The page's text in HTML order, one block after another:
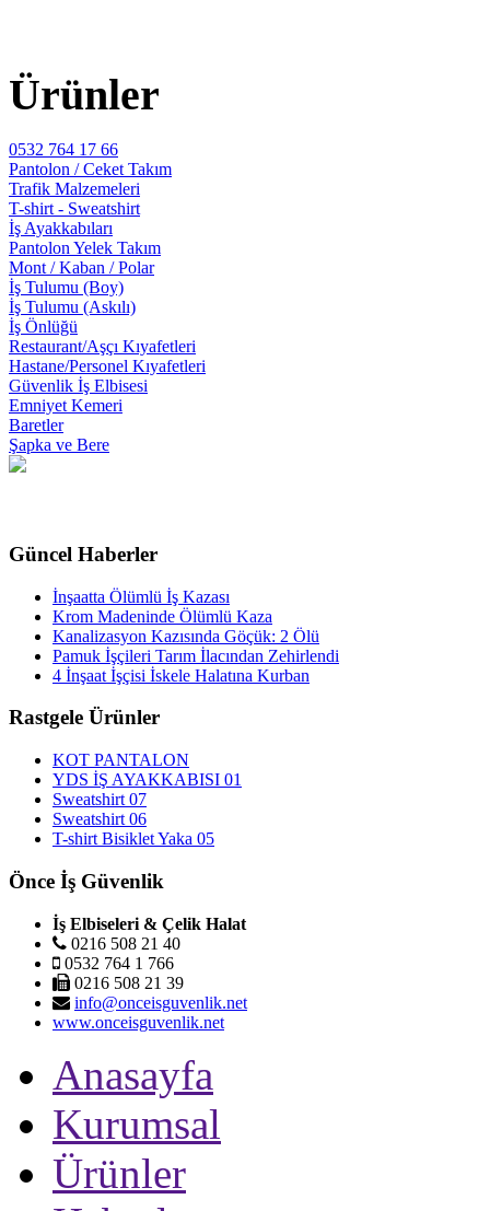
Ürünler
0532 764 17 66
Pantolon / Ceket Takım
Trafik Malzemeleri
T-shirt - Sweatshirt
İş Ayakkabıları
Pantolon Yelek Takım
Mont / Kaban / Polar
İş Tulumu (Boy)
İş Tulumu (Askılı)
İş Önlüğü
Restaurant/Aşçı Kıyafetleri
Hastane/Personel Kıyafetleri
Güvenlik İş Elbisesi
Emniyet Kemeri
Baretler
Şapka ve Bere
Güncel Haberler
İnşaatta Ölümlü İş Kazası
Krom Madeninde Ölümlü Kaza
Kanalizasyon Kazısında Göçük: 2 Ölü
Pamuk İşçileri Tarım İlacından Zehirlendi
4 İnşaat İşçisi İskele Halatına Kurban
Rastgele Ürünler
KOT PANTALON
YDS İŞ AYAKKABISI 01
Sweatshirt 07
Sweatshirt 06
T-shirt Bisiklet Yaka 05
Önce İş Güvenlik
İş Elbiseleri & Çelik Halat
0216 508 21 40
0532 764 1 766
0216 508 21 39
info@onceisguvenlik.net
www.onceisguvenlik.net
Anasayfa
Kurumsal
Ürünler